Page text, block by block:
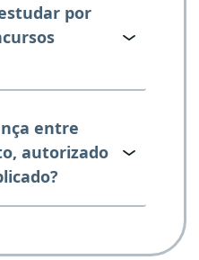
por
entre
autorizado